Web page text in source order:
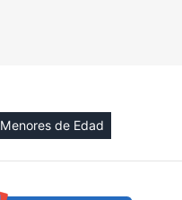
Menores de Edad